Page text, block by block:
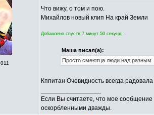
Что вижу, о том и пою.
Михайлов новый клип На край Земли
Добавлено спустя 7 минут 50 секунд:
Маша писал(а):
Просто смеютца люди над разным
Кппитан Очевидность всегда
Если Вы считаете, что мое сообщение
оскорбленными дважды.